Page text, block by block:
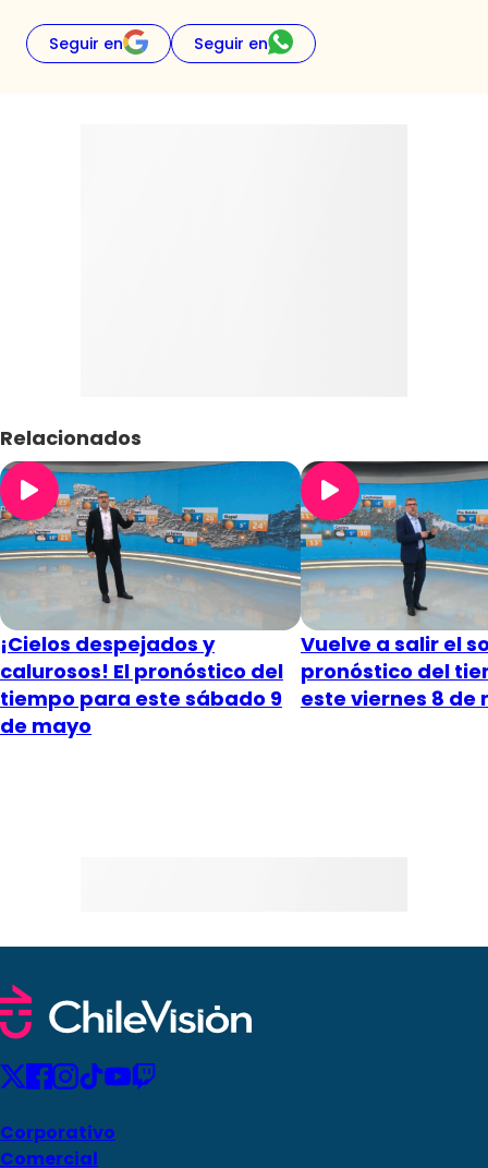
Seguir en Seguir en
Relacionados
¡Cielos despejados y
calurosos! El pronóstico del
tiempo para este sábado 9
de mayo
Vuelve a salir el
pronóstico del
este viernes 8 de
Corporativo
Comercial